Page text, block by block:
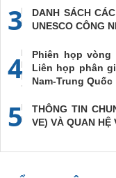
3
DANH SÁCH
UNESCO CÔNG
4
Phiên họp vòng
Liên họp phân
Nam-Trung Quốc
5
THÔNG TIN
VE) VÀ QUAN HỆ